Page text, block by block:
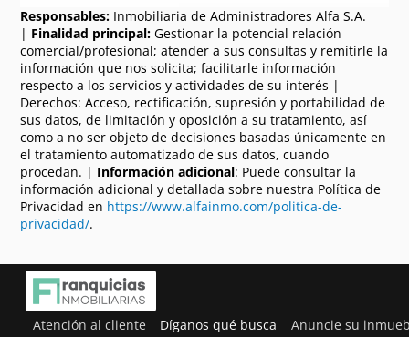
Responsables: Inmobiliaria de Administradores Alfa S.A.
| Finalidad principal: Gestionar la potencial relación
comercial/profesional; atender a sus consultas y remitirle la
información que nos solicita; facilitarle información
respecto a los servicios y actividades de su interés |
Derechos: Acceso, rectificación, supresión y portabilidad de
sus datos, de limitación y oposición a su tratamiento, así
como a no ser objeto de decisiones basadas únicamente en
el tratamiento automatizado de sus datos, cuando
procedan. | Información adicional: Puede consultar la
información adicional y detallada sobre nuestra Política de
Privacidad en https://www.alfainmo.com/politica-de-
privacidad/.
Atención al cliente Díganos qué busca Anuncie su